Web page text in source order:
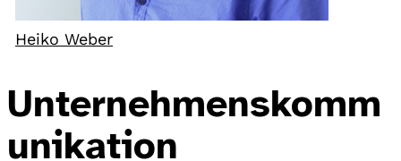
Heiko Weber
Unternehmenskomm
unikation